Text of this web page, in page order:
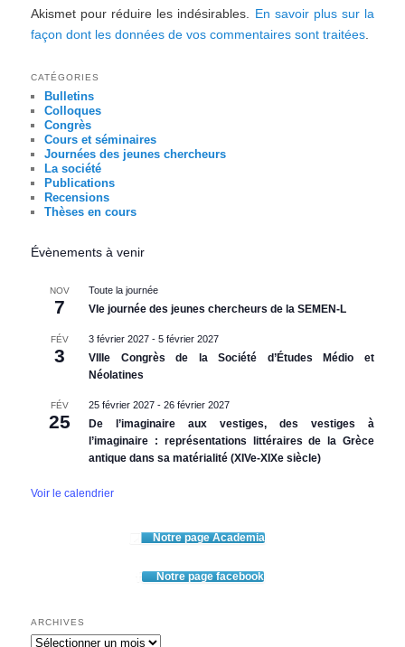
Akismet pour réduire les indésirables. En savoir plus sur la
façon dont les données de vos commentaires sont traitées.
CATÉGORIES
Bulletins
Colloques
Congrès
Cours et séminaires
Journées des jeunes chercheurs
La société
Publications
Recensions
Thèses en cours
Évènements à venir
NOV
7
Toute la journée
VIe journée des jeunes chercheurs de la SEMEN-L
FÉV
3
3 février 2027 -5 février 2027
VIIIe Congrès de la Société d’Études Médio et
Néolatines
FÉV
25
25 février 2027 -26 février 2027
De l’imaginaire aux vestiges, des vestiges à
l’imaginaire : représentations littéraires de la Grèce
antique dans sa matérialité (XIVe-XIXe siècle)
Voir le calendrier
Notre page Academia
Notre page facebook
ARCHIVES
Archives